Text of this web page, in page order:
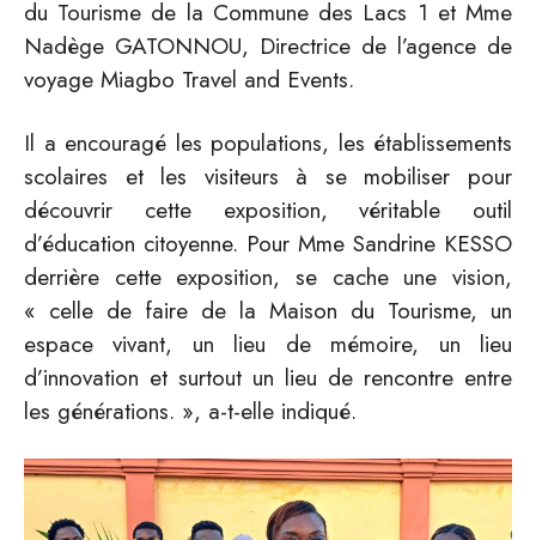
du Tourisme de la Commune des Lacs 1 et Mme
Nadège GATONNOU, Directrice de l’agence de
voyage Miagbo Travel and Events.
Il a encouragé les populations, les établissements
scolaires et les visiteurs à se mobiliser pour
découvrir cette exposition, véritable outil
d’éducation citoyenne. Pour Mme Sandrine KESSO
derrière cette exposition, se cache une vision,
« celle de faire de la Maison du Tourisme, un
espace vivant, un lieu de mémoire, un lieu
d’innovation et surtout un lieu de rencontre entre
les générations. », a-t-elle indiqué.